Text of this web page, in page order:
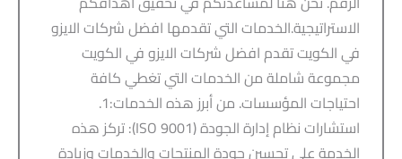
الاستراتيجية.الخدمات التي تقدمها افضل شركات الايزو
في الكويت تقدم افضل شركات الايزو في الكويت
مجموعة شاملة من الخدمات التي تغطي كافة
احتياجات المؤسسات. من أبرز هذه الخدمات:1.
استشارات نظام إدارة الجودة (ISO 9001): تركز هذه
الخدمة على تحسين جودة المنتجات والخدمات وزيادة